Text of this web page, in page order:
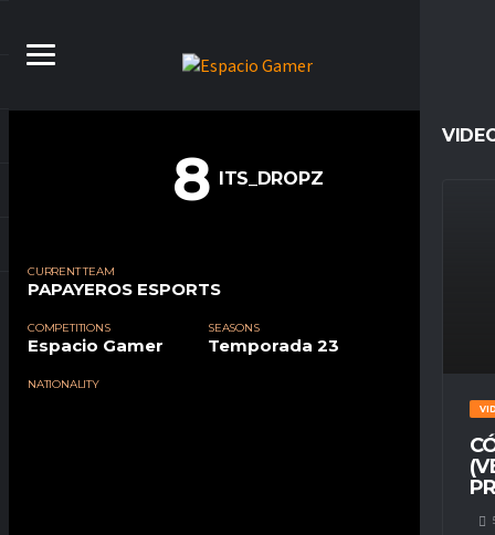
8 ITS_DROPZ
CURRENT TEAM
PAPAYEROS ESPORTS
COMPETITIONS
Espacio Gamer
SEASONS
Temporada 23
NATIONALITY